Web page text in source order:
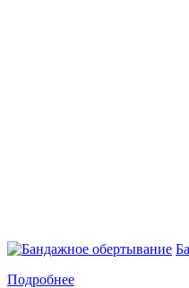
Подробнее